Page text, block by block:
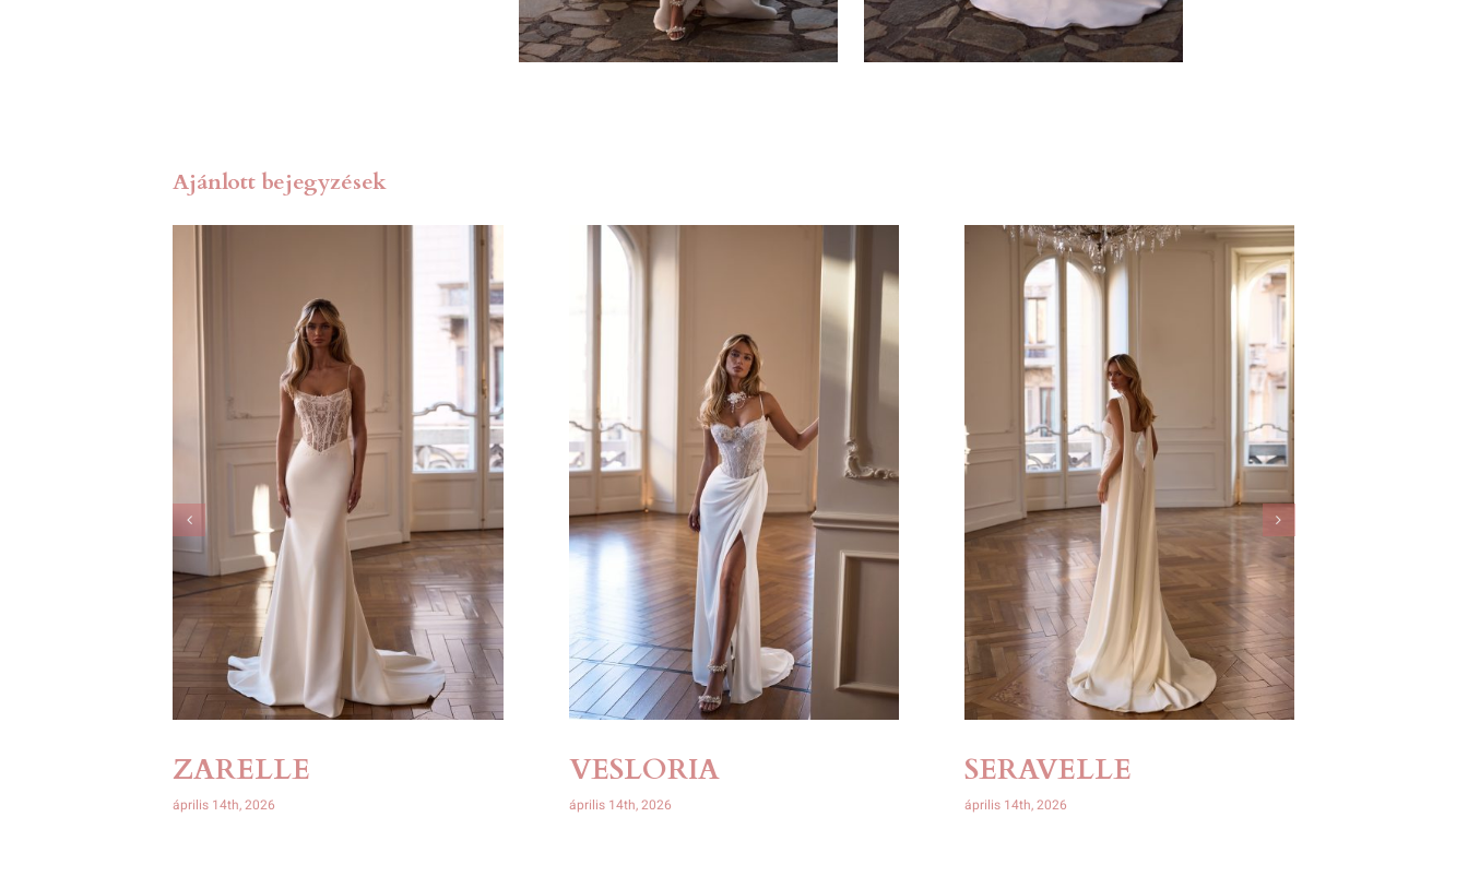
Ajánlott bejegyzések
ZARELLE
április 14th, 2026
VESLORIA
április 14th, 2026
SERAVELLE
április 14th, 2026